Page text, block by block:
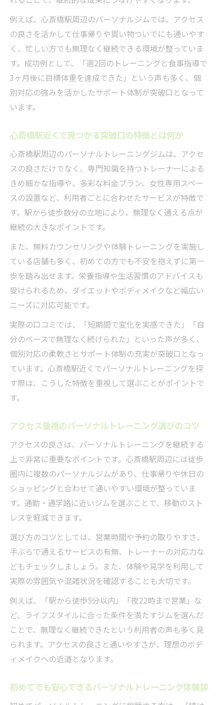
グ体験談
通いやすい心斎橋駅周辺の最新パーソナルトレ
ンド
パーソナルトレーニングで注目される最新
トレンド
心斎橋駅周辺で通いやすさを重視した選び
方
とは
短時間で効果を実感できるトレーニング法
パーソナルトレーニングで実感する成果の分岐
点とは
パーソナルトレーニング効果を実感するま
での流れ
最初の成果が現れるタイミングとその理由
停滞期を乗り越えるための突破口とは
成果を左右するトレーニングと食事指導の
関係
心斎橋駅周辺で選ぶ成果重視のジムの特徴
迷ったときに知りたいパーソナルトレーニング
継続のコツ
パーソナルトレーニング継続を支える仕組
みとは
モチベーション維持に役立つ工夫と突破口
サポート充実で安心できる心斎橋駅近くの選択
肢
パーソナルトレーニングで重視したいサポ
ート内容
安心感を生むサポート体制の実例紹介
心斎橋駅周辺で選べるサポート充実ジムの
不安を解消できるカウンセリングの活用法
トレーナーとの信頼関係が安心感につなが
例えば、心斎橋駅周辺のパーソナルジムでは、アクセス
の良さを活かして仕事帰りや買い物ついでにも通いやす
く、忙しい方でも無理なく継続できる環境が整っていま
す。成功例として、「週2回のトレーニングと食事指導で
3ヶ月後に目標体重を達成できた」という声も多く、個
別対応の強みを活かしたサポート体制が突破口となって
います。
心斎橋駅近くで見つかる突破口の特徴とは何か
心斎橋駅周辺のパーソナルトレーニングジムは、アクセ
スの良さだけでなく、専門知識を持つトレーナーによる
きめ細かな指導や、多彩な料金プラン、女性専用スペー
スの設置など、利用者ごとに合わせたサービスが特徴で
す。駅から徒歩数分の立地により、無理なく通える点が
継続の大きなポイントです。
また、無料カウンセリングや体験トレーニングを実施し
ている店舗も多く、初めての方でも不安を抱えずに第一
歩を踏み出せます。栄養指導や生活習慣のアドバイスも
受けられるため、ダイエットやボディメイクなど幅広い
ニーズに対応可能です。
実際の口コミでは、「短期間で変化を実感できた」「自
分のペースで無理なく続けられた」といった声が多く、
個別対応の柔軟さとサポート体制の充実が突破口となっ
ています。心斎橋駅近くでパーソナルトレーニングを探
す際は、こうした特徴を重視して選ぶことがポイントで
す。
アクセス重視のパーソナルトレーニング選びのコツ
アクセスの良さは、パーソナルトレーニングを継続する
上で非常に重要なポイントです。心斎橋駅周辺には徒歩
圏内に複数のパーソナルジムがあり、仕事帰りや休日の
ショッピングと合わせて通いやすい環境が整っていま
す。通勤・通学路に近いジムを選ぶことで、移動のスト
レスを軽減できます。
選び方のコツとしては、営業時間や予約の取りやすさ、
手ぶらで通えるサービスの有無、トレーナーの対応力な
どもチェックしましょう。また、体験や見学を利用して
実際の雰囲気や混雑状況を確認することも大切です。
例えば、「駅から徒歩5分以内」「夜22時まで営業」な
ど、ライフスタイルに合った条件を満たすジムを選んだ
ことで、無理なく継続できたという利用者の声も多く見
られます。アクセスの良さと通いやすさが、理想のボデ
ィメイクへの近道となります。
初めてでも安心できるパーソナルトレーニング体験談